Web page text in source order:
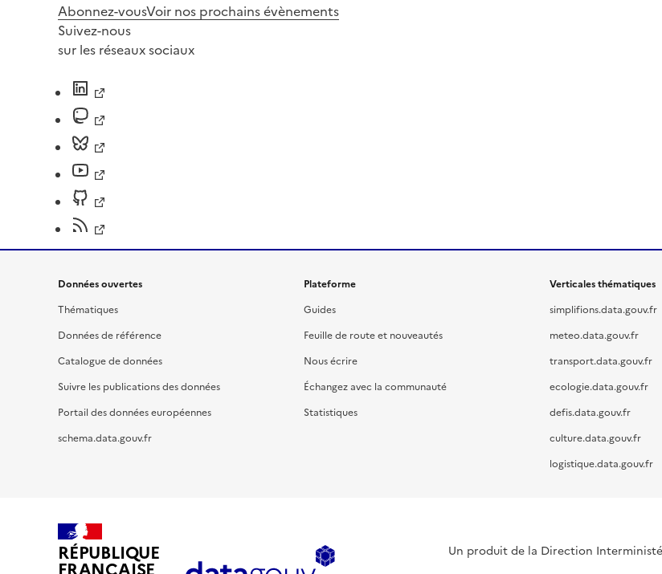
Abonnez-vousVoir nos prochains évènements
Suivez-nous
sur les réseaux sociaux
Données ouvertes
Thématiques
Données de référence
Catalogue de données
Suivre les publications des données
Portail des données européennes
schema.data.gouv.fr
Plateforme
Guides
Feuille de route et nouveautés
Nous écrire
Échangez avec la communauté
Statistiques
Verticales thématiques
simplifions.data.gouv.fr
meteo.data.gouv.fr
transport.data.gouv.fr
ecologie.data.gouv.fr
defis.data.gouv.fr
culture.data.gouv.fr
logistique.data.gouv.fr
RÉPUBLIQUE Un produit de la Direction